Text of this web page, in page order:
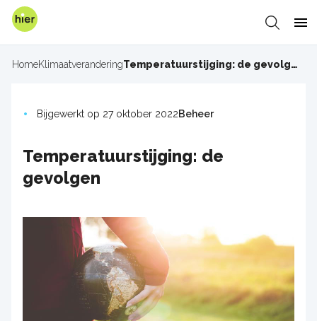
Overslaan
Zoeken
Kruimelpad
HomeKlimaatverandering Temperatuurstijging: de gevolgen
Bijgewerkt op 27 oktober 2022Beheer
Temperatuurstijging: de
gevolgen